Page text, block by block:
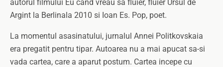
autorul filmului Eu cand vreau sa fluier, fluier Ursul de
Argint la Berlinala 2010 si Ioan Es. Pop, poet.
La momentul asasinatului, jurnalul Annei Politkovskaia
era pregatit pentru tipar. Autoarea nu a mai apucat sa-si
vada cartea, care a aparut postum. Cartea incepe cu